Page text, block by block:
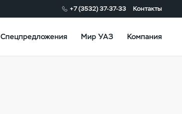
+7 (3532) 37-37-33 Контакты
Спецпредложения Мир УАЗ Компания